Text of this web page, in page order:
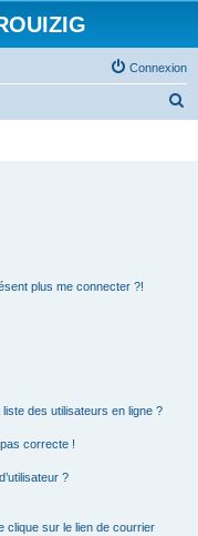
Connexion
plus me connecter ?!
des utilisateurs en ligne ?
pas correcte !
?
clique sur le lien de courrier